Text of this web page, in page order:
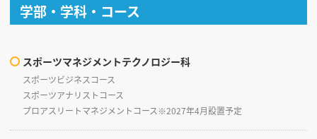
学部・学科・コース
スポーツマネジメントテクノロジー科
スポーツビジネスコース
スポーツアナリストコース
プロアスリートマネジメントコース※2027年4月設置予定